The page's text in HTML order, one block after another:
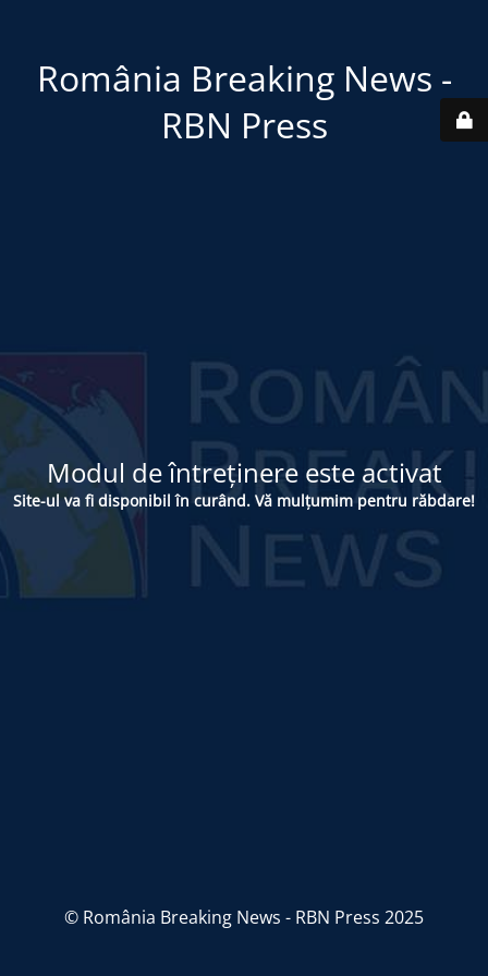
România Breaking News -
RBN Press
Modul de întreținere este activat
Site-ul va fi disponibil în curând. Vă mulțumim pentru răbdare!
© România Breaking News - RBN Press 2025